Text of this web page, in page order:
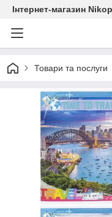
Інтернет-магазин
Товари та послуги